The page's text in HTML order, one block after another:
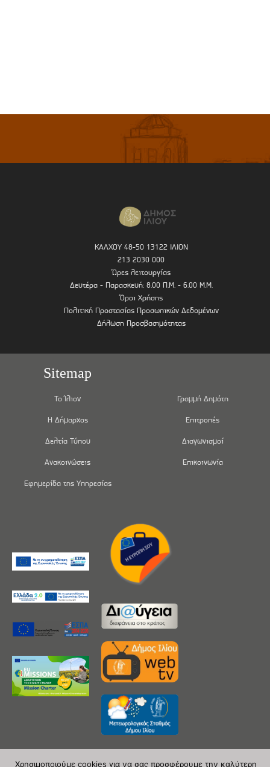
ΚΑΛΧΟΥ 48-50 13122 ΙΛΙΟΝ
213 2030 000
Ώρες λειτουργίας
Δευτέρα - Παρασκευή: 8.00 Π.Μ. - 6.00 Μ.Μ.
Όροι Χρήσης
Πολιτική Προστασίας Προσωπικών Δεδομένων
Δήλωση Προσβασιμότητας
Sitemap
Το Ίλιον
Η Δήμαρχος
Δελτία Τύπου
Ανακοινώσεις
Εφημερίδα της Υπηρεσίας
Γραμμή Δημότη
Επιτροπές
Διαγωνισμοί
Επικοινωνία
Χρησιμοποιούμε cookies για να σας προσφέρουμε την καλύτερη